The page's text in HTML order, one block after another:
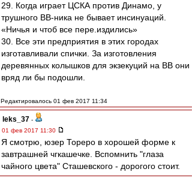
29. Когда играет ЦСКА против Динамо, у
трушного ВВ-ника не бывает инсинуаций.
«Ничья и чтоб все пере.издились»
30. Все эти предприятия в этих городах
изготавливали спички. За изготовления
деревянных колышков для экзекуций на ВВ они
вряд ли бы подошли.
Редактировалось 01 фев 2017 11:34
leks_37 -
01 фев 2017 11:30
Я смотрю, юзер Тореро в хорошей форме к
завтрашней чгкашечке. Вспомнить "глаза
чайного цвета" Сташевского - дорогого стоит.